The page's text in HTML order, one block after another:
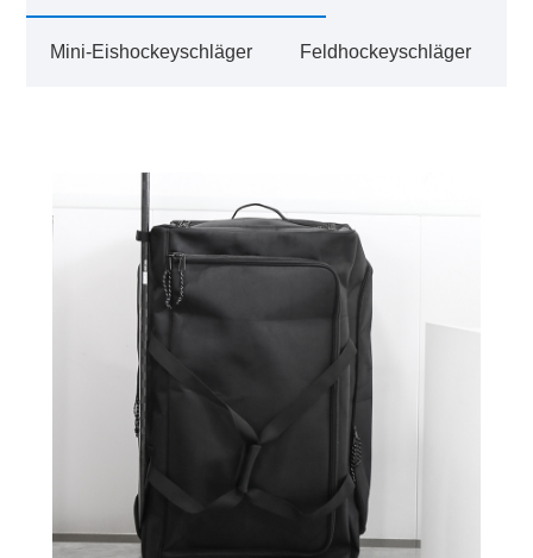
Mini-Eishockeyschläger Feldhockeyschläger